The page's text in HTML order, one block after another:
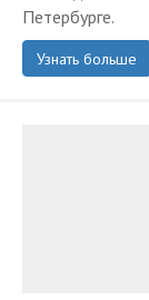
Петербурге.
Узнать больше